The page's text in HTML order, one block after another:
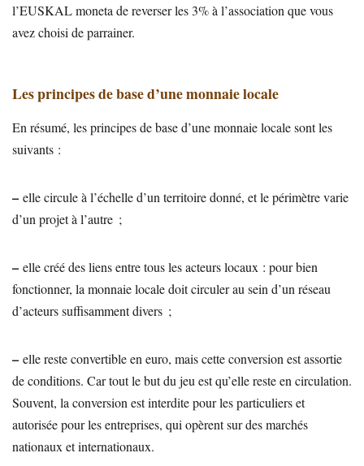
l’EUSKAL moneta de reverser les 3% à l’association que vous
avez choisi de parrainer.
Les principes de base d’une monnaie locale
En résumé, les principes de base d’une monnaie locale sont les
suivants :
– elle circule à l’échelle d’un territoire donné, et le périmètre varie
d’un projet à l’autre ;
– elle créé des liens entre tous les acteurs locaux : pour bien
fonctionner, la monnaie locale doit circuler au sein d’un réseau
d’acteurs suffisamment divers ;
– elle reste convertible en euro, mais cette conversion est assortie
de conditions. Car tout le but du jeu est qu’elle reste en circulation.
Souvent, la conversion est interdite pour les particuliers et
autorisée pour les entreprises, qui opèrent sur des marchés
nationaux et internationaux.